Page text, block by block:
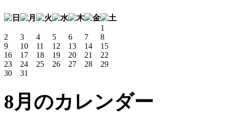
1
2
3 4 5 6 7
8
9
10 11 12 13 14
15
16
17 18 19 20 21
22
23
24 25 26 27 28
29
30
31
8月のカレンダー